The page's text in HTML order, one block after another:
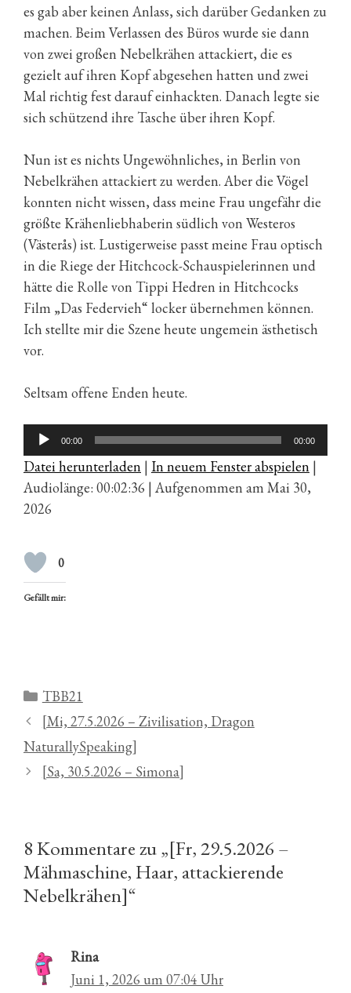
es gab aber keinen Anlass, sich darüber Gedanken zu
machen. Beim Verlassen des Büros wurde sie dann
von zwei großen Nebelkrähen attackiert, die es
gezielt auf ihren Kopf abgesehen hatten und zwei
Mal richtig fest darauf einhackten. Danach legte sie
sich schützend ihre Tasche über ihren Kopf.
Nun ist es nichts Ungewöhnliches, in Berlin von
Nebelkrähen attackiert zu werden. Aber die Vögel
konnten nicht wissen, dass meine Frau ungefähr die
größte Krähenliebhaberin südlich von Westeros
(Västerås) ist. Lustigerweise passt meine Frau optisch
in die Riege der Hitchcock-Schauspielerinnen und
hätte die Rolle von Tippi Hedren in Hitchcocks
Film „Das Federvieh“ locker übernehmen können.
Ich stellte mir die Szene heute ungemein ästhetisch
vor.
Seltsam offene Enden heute.
Audio-
Player
00:00 00:00
Datei herunterladen | In neuem Fenster abspielen |
Audiolänge: 00:02:36 | Aufgenommen am Mai 30,
2026
0
Gefällt mir:
Kategorien
TBB21
[Mi, 27.5.2026 – Zivilisation, Dragon
NaturallySpeaking]
[Sa, 30.5.2026 – Simona]
8 Kommentare zu „[Fr, 29.5.2026 –
Mähmaschine, Haar, attackierende
Nebelkrähen]“
Rina
Juni 1, 2026 um 07:04 Uhr